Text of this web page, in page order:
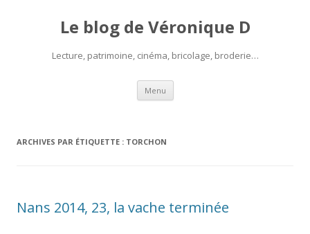
Le blog de Véronique D
Lecture, patrimoine, cinéma, bricolage, broderie…
Menu Aller
contenu
ARCHIVES PAR ÉTIQUETTE : TORCHON
Nans 2014, 23, la vache terminée